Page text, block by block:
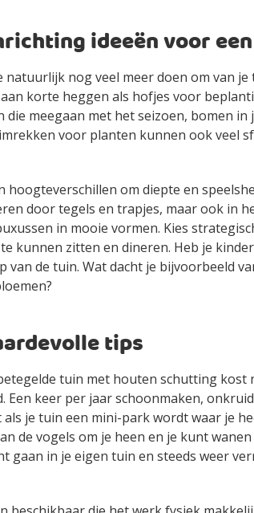
ideeën voor
nog veel meer doen om van je
korte heggen als hofjes voor
die meegaan met het seizoen, bomen in
voor planten kunnen ook veel
om diepte en
door tegels en trapjes, maar ook in
in mooie vormen. Kies
kunnen zitten en dineren. Heb je
van de tuin. Wat dacht je bijvoorbeeld
tips
tuin met houten schutting kost
Een keer per jaar schoonmaken,
je tuin een mini-park wordt waar je
de vogels om je heen en je kunt
gaan in je eigen tuin en steeds weer